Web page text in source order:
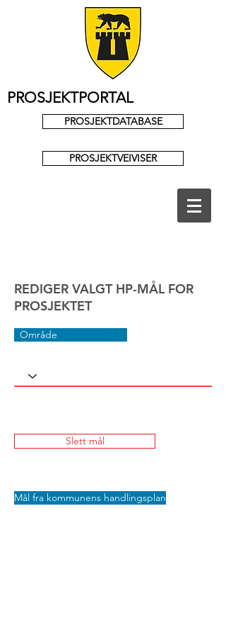
PROSJEKTPORTAL
PROSJEKTDATABASE
PROSJEKTVEIVISER
REDIGER VALGT HP-MÅL FOR
PROSJEKTET
Område
Slett mål
Mål fra kommunens handlingsplan